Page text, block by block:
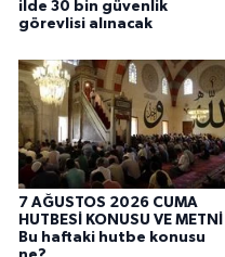
ilde 30 bin güvenlik
görevlisi alınacak
7 AĞUSTOS 2026 CUMA
HUTBESİ KONUSU VE METNİ |
Bu haftaki hutbe konusu